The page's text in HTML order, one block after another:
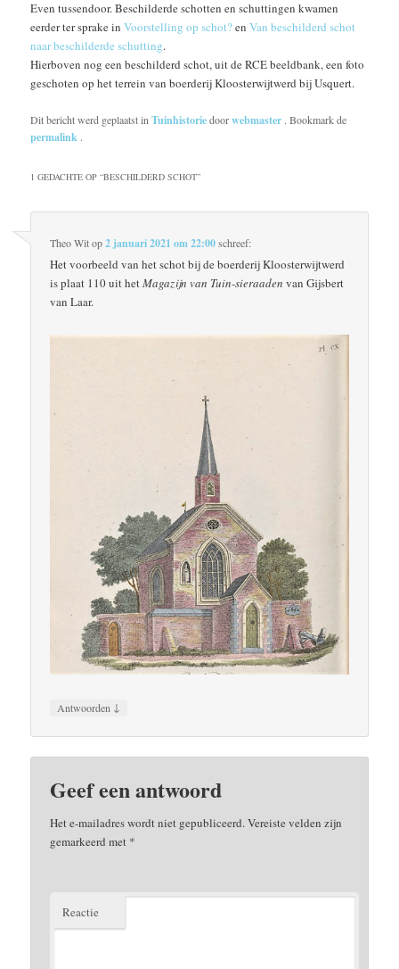
Even tussendoor. Beschilderde schotten en schuttingen kwamen
eerder ter sprake inVoorstelling op schot?enVan beschilderd schot
naar beschilderde schutting.
Hierboven nog een beschilderd schot, uit de RCE beeldbank, een foto
geschoten op het terrein van boerderij Kloosterwijtwerd bij Usquert.
Dit bericht werd geplaatst inTuinhistoriedoorwebmaster . Bookmark de
permalink .
1 GEDACHTE OP “BESCHILDERD SCHOT”
Theo Witop2 januari 2021 om 22:00schreef:
Het voorbeeld van het schot bij de boerderij Kloosterwijtwerd
is plaat 110 uit hetMagazijn van Tuin-sieraaden van Gijsbert
van Laar.
Antwoorden ↓
Geef een antwoord
Het e-mailadres wordt niet gepubliceerd.Vereiste velden zijn
gemarkeerd met *
Reactie